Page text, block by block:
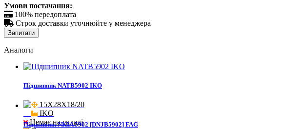
Умови постачання:
 100% передоплата
 Строк доставки уточнюйте у менеджера
Запитати
Аналоги
Підшипник NATB5902 IKO
15X28X18/20
IKO
Немає на складі
Підшипник NKIA 5902 [DNJB5902] FAG